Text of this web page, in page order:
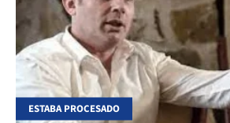
ESTABA PROCESADO